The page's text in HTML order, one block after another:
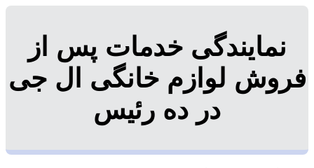
نمایندگی خدمات پس از
فروش لوازم خانگی ال جی
در ده رئیس